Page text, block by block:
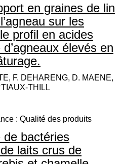
en graines de lin
sur les
profil en acides
élevés en
F. DEHARENG, D. MAENE,
THILL
: Qualité des produits
de bactéries
laits crus de